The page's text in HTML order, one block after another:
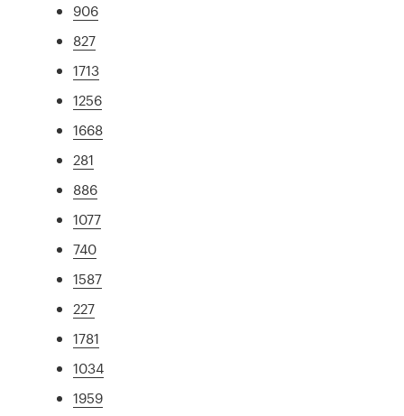
906
827
1713
1256
1668
281
886
1077
740
1587
227
1781
1034
1959